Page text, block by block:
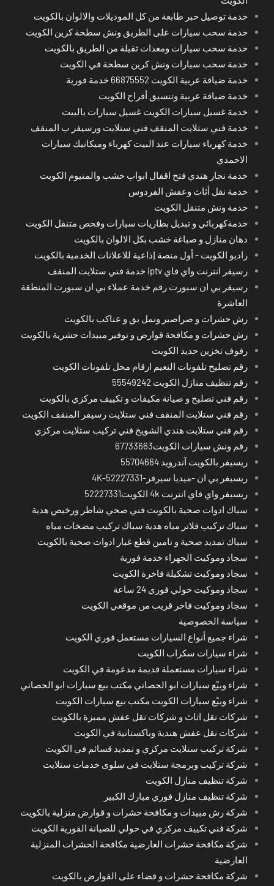
خدمة توصيل حبر طابعة من كل الموديلات والالوان بالكويت
خدمة سحب سيارات على الطريق ونش سطحة كرين الكويت
خدمة سحب سيارات ومعدات ثقيلة من الطريق بالكويت
خدمة سحب سيارات ونش كرين سطحة في الكويت
خدمة ضيافة عربية الكويت 66875552 خدمة فورية
خدمة ضيافة عربية وتنسيق أفراح الكويت
خدمة غسيل سيارات الكويت غسيل سيارات بالبيت
خدمة فني ستلايت المنقف فني ستلايت ورسيفر ب المنقف
خدمة كهرباء سيارات عند البيت كهرباء وميكانيك سيارات
الاحمدي
خدمة نجار هندي فتح اقفال ابواب خشب والمنيوم الكويت
خدمة نقل أثاث وعفش الفردوس
خدمة ونش متنقل الكويت
خدمةكهربائي و تبديل بطاريات سيارات وفحص متنقل الكويت
دهان منازل و صباغة خشب بكل الالوان بالكويت
راديو الكويت - أول منصة إذاعية للاعلانات الخدمية بالكويت
رسيفر انترنت واي فاي iptv خدمة فني ستلايت المنقف
رسيفر بي ان سبورت رقم خدمة عملاء بي ان سبورت المنطقة
العاشرة
رش حشرات و صراصير ونمل بق و عناكب بالكويت
رش حشرات و مكافحة قوارض و توفير مبيدات حشرية بالكويت
رفوف تخزين حديد الكويت
رقم تصليح تلفونات النعيم ارقام محل تلفونات الكويت
رقم تنظيف منازل الكويت 55549242
رقم فني تصليح و صيانة مكيفات و تكييف مركزي بالكويت
رقم فني ستلايت المنقف فني ستلايت رسيفر المنقف الكويت
رقم فني ستلايت هندي الشويخ فني تركيب ستلايت مركزي
رقم ونش سيارات الكويت67733663
ريسيفر بالكويت آندرويد 55704664
ريسيفر بي ان -ميديا سيرفر-4K-52227331
ريسيفر واي فاي انترنت 4k الكويت52227331
سباك ادوات صحية بالكويت فني صحي شاطر ورخيص هدية
سباك تركيب فلاتر مياه هدية سباك تركيب مضخات مياه
سباك تمديد صحية و تامين قطع غيار ادوات صحية بالكويت
سجاد وموكيت الجهراء خدمة فورية
سجاد وموكيت تشكيلة فاخرة الكويت
سجاد وموكيت حولي فوري 24 ساعة
سجاد وموكيت فاخر قريب من موقعي الكويت
سياسة الخصوصية
شراء جميع أنواع السيارات مستعمل فوري الكويت
شراء سيارات سكراب الكويت
شراء سيارات مستعملة قديمة مدعومة في الكويت
شراء وبيْع سيارات ابو الحصاني مكتب بيع سيارات ابو الحصاني
شراء وبيْع سيارات الكويت مكتب بيع سيارات الكويت
شركات نقل اثاث و شركات نقل عفش مميزة بالكويت
شركات نقل عفش هندية وباكستانية في الكويت
شركة تركيب ستلايت مركزي و تمديد قسائم في الكويت
شركة تركيب وبرمجة ستلايت في سلوى خدمات ستلايت
شركة تنظيف منازل الكويت
شركة تنظيف منازل فوري مبارك الكبير
شركة رش مبيدات و مكافحة حشرات و قوارض منزلية بالكويت
شركة فني تكييف مركزي في حولي للصيانة الفورية الكويت
شركة مكافحة حشرات العارضية مكافحة الحشرات المنزلية
العارضية
شركة مكافحة حشرات و قضاء على القوارض بالكويت